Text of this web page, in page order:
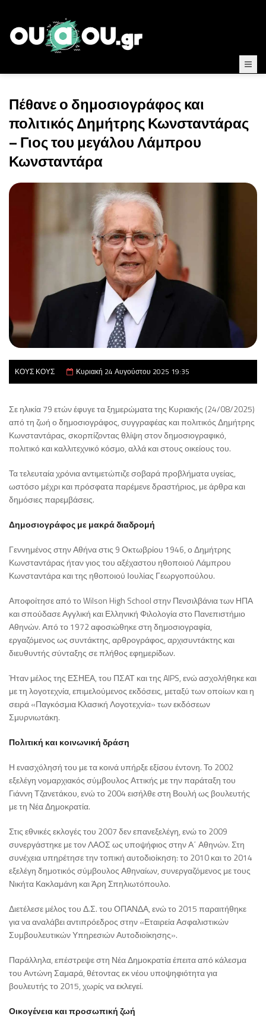
Πέθανε ο δημοσιογράφος και
πολιτικός Δημήτρης Κωνσταντάρας
– Γιος του μεγάλου Λάμπρου
Κωνσταντάρα
ΚΟΥΣ ΚΟΥΣ Κυριακή 24 Αυγούστου 2025 19:35
Σε ηλικία 79 ετών έφυγε τα ξημερώματα της Κυριακής (24/08/2025)
από τη ζωή ο δημοσιογράφος, συγγραφέας και πολιτικός Δημήτρης
Κωνσταντάρας, σκορπίζοντας θλίψη στον δημοσιογραφικό,
πολιτικό και καλλιτεχνικό κόσμο, αλλά και στους οικείους του.
Τα τελευταία χρόνια αντιμετώπιζε σοβαρά προβλήματα υγείας,
ωστόσο μέχρι και πρόσφατα παρέμενε δραστήριος, με άρθρα και
δημόσιες παρεμβάσεις.
Δημοσιογράφος με μακρά διαδρομή
Γεννημένος στην Αθήνα στις 9 Οκτωβρίου 1946, ο Δημήτρης
Κωνσταντάρας ήταν γιος του αξέχαστου ηθοποιού Λάμπρου
Κωνσταντάρα και της ηθοποιού Ιουλίας Γεωργοπούλου.
Αποφοίτησε από το Wilson High School στην Πενσιλβάνια των ΗΠΑ
και σπούδασε Αγγλική και Ελληνική Φιλολογία στο Πανεπιστήμιο
Αθηνών. Από το 1972 αφοσιώθηκε στη δημοσιογραφία,
εργαζόμενος ως συντάκτης, αρθρογράφος, αρχισυντάκτης και
διευθυντής σύνταξης σε πλήθος εφημερίδων.
Ήταν μέλος της ΕΣΗΕΑ, του ΠΣΑΤ και της AIPS, ενώ ασχολήθηκε και
με τη λογοτεχνία, επιμελούμενος εκδόσεις, μεταξύ των οποίων και η
σειρά «Παγκόσμια Κλασική Λογοτεχνία» των εκδόσεων
Σμυρνιωτάκη.
Πολιτική και κοινωνική δράση
Η ενασχόλησή του με τα κοινά υπήρξε εξίσου έντονη. Το 2002
εξελέγη νομαρχιακός σύμβουλος Αττικής με την παράταξη του
Γιάννη Τζανετάκου, ενώ το 2004 εισήλθε στη Βουλή ως βουλευτής
με τη Νέα Δημοκρατία.
Στις εθνικές εκλογές του 2007 δεν επανεξελέγη, ενώ το 2009
συνεργάστηκε με τον ΛΑΟΣ ως υποψήφιος στην Α΄ Αθηνών. Στη
συνέχεια υπηρέτησε την τοπική αυτοδιοίκηση: το 2010 και το 2014
εξελέγη δημοτικός σύμβουλος Αθηναίων, συνεργαζόμενος με τους
Νικήτα Κακλαμάνη και Άρη Σπηλιωτόπουλο.
Διετέλεσε μέλος του Δ.Σ. του ΟΠΑΝΔΑ, ενώ το 2015 παραιτήθηκε
για να αναλάβει αντιπρόεδρος στην «Εταιρεία Ασφαλιστικών
Συμβουλευτικών Υπηρεσιών Αυτοδιοίκησης».
Παράλληλα, επέστρεψε στη Νέα Δημοκρατία έπειτα από κάλεσμα
του Αντώνη Σαμαρά, θέτοντας εκ νέου υποψηφιότητα για
βουλευτής το 2015, χωρίς να εκλεγεί.
Οικογένεια και προσωπική ζωή